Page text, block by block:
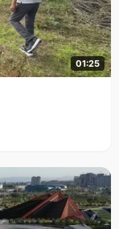
01:25